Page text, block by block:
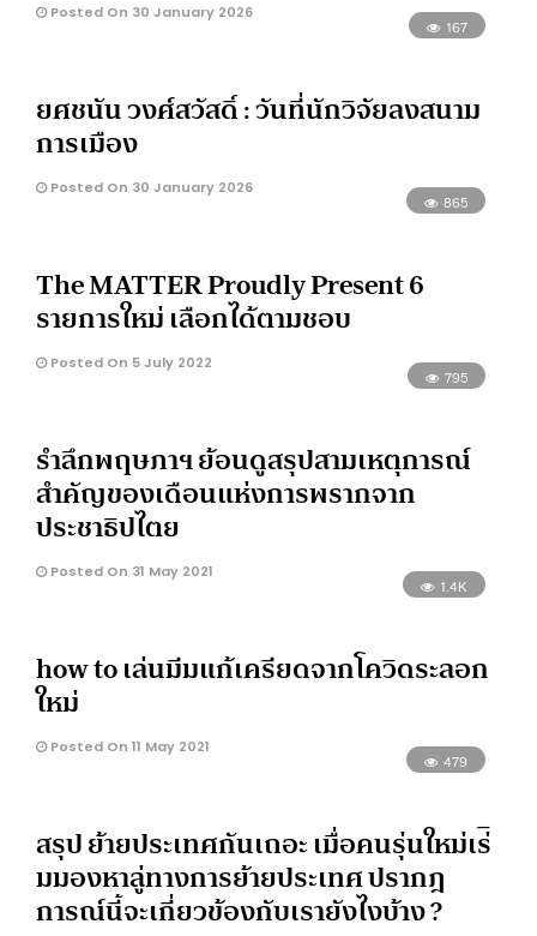
Posted On 30 January 2026
167
ยศชนัน วงศ์สวัสดิ์ : วันที่นักวิจัยลงสนาม
การเมือง
Posted On 30 January 2026
865
The MATTER Proudly Present 6
รายการใหม่ เลือกได้ตามชอบ
Posted On 5 July 2022
795
รำลึกพฤษภาฯ ย้อนดูสรุปสามเหตุการณ์
สำคัญของเดือนแห่งการพรากจาก
ประชาธิปไตย
Posted On 31 May 2021
1.4K
how to เล่นมีมแก้เครียดจากโควิดระลอก
ใหม่
Posted On 11 May 2021
479
สรุป ย้ายประเทศกันเถอะ เมื่อคนรุ่นใหม่เร่ิ
มมองหาลู่ทางการย้ายประเทศ ปรากฎ
การณ์นี้จะเกี่ยวข้องกับเรายังไงบ้าง ?